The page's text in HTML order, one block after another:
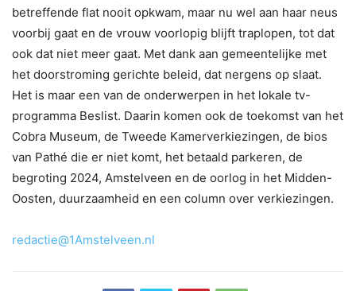
betreffende flat nooit opkwam, maar nu wel aan haar neus
voorbij gaat en de vrouw voorlopig blijft traplopen, tot dat
ook dat niet meer gaat. Met dank aan gemeentelijke met
het doorstroming gerichte beleid, dat nergens op slaat.
Het is maar een van de onderwerpen in het lokale tv-
programma Beslist. Daarin komen ook de toekomst van het
Cobra Museum, de Tweede Kamerverkiezingen, de bios
van Pathé die er niet komt, het betaald parkeren, de
begroting 2024, Amstelveen en de oorlog in het Midden-
Oosten, duurzaamheid en een column over verkiezingen.
redactie@1Amstelveen.nl